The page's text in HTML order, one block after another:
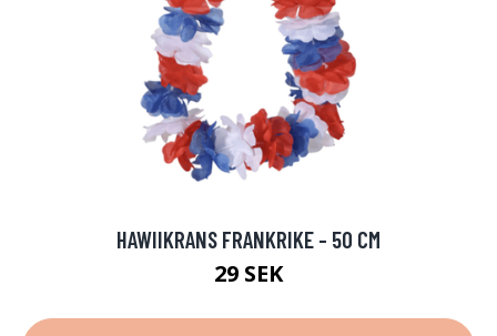
HAWIIKRANS FRANKRIKE - 50 CM
29 SEK